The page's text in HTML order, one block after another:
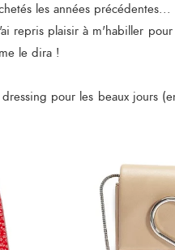
les années précédentes...
repris plaisir à m'habiller pour
le dira !
pour les beaux jours